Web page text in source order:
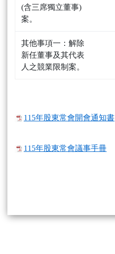
(含三席獨立董事)
案。
其他事項一：解除
新任董事及其代表
人之競業限制案。
115年股東常會開會通知書
115年股東常會議事手冊